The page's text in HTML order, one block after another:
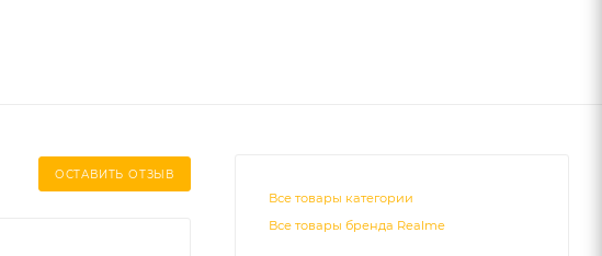
ОСТАВИТЬ ОТЗЫВ
Все товары категории
Все товары бренда Realme